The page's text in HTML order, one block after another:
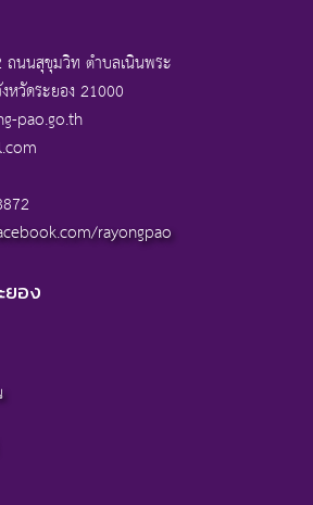
นนสุขุมวิท ตำบลเนินพระ
หวัดระยอง 21000
pao.go.th
rayongpao
ยอง